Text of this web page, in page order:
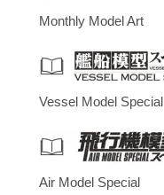
Monthly Model Art
Vessel Model Special
Air Model Special